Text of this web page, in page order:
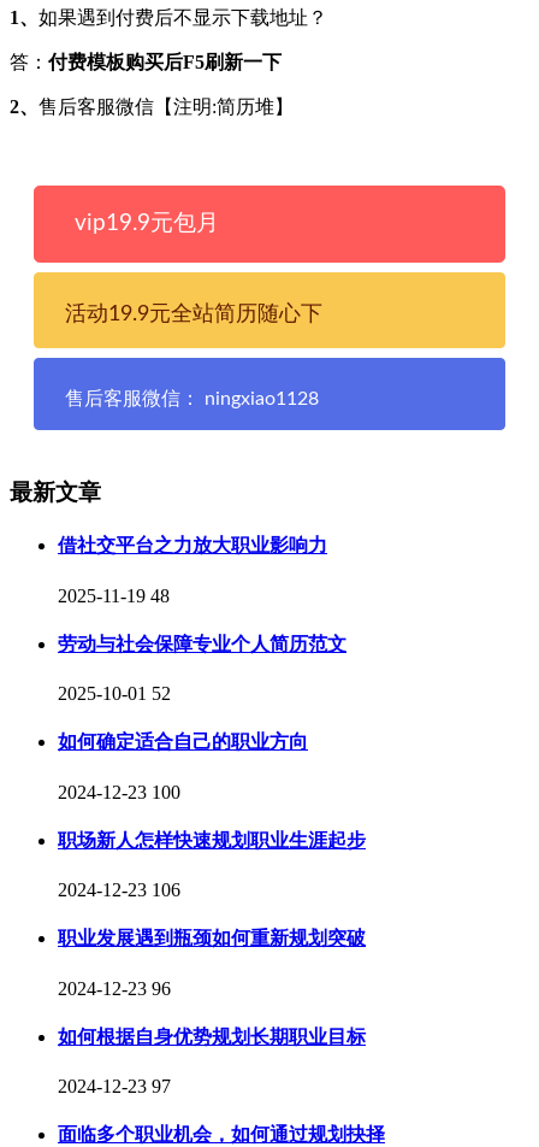
1、 如果遇到付费后不显示下载地址？
答： 付费模板购买后F5刷新一下
2、 售后客服微信【注明:简历堆】
vip19.9元包月
活动19.9元全站简历随心下
售后客服微信： ningxiao1128
最新文章
借社交平台之力放大职业影响力
2025-11-19 48
劳动与社会保障专业个人简历范文
2025-10-01 52
如何确定适合自己的职业方向
2024-12-23 100
职场新人怎样快速规划职业生涯起步
2024-12-23 106
职业发展遇到瓶颈如何重新规划突破
2024-12-23 96
如何根据自身优势规划长期职业目标
2024-12-23 97
面临多个职业机会，如何通过规划抉择